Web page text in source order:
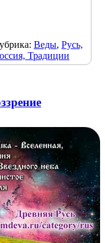
Веды, Русь,
Традиции